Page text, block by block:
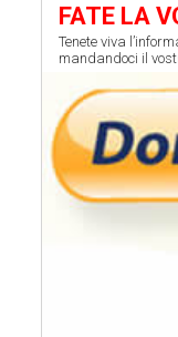
FATE LA
Tenete viva
mandandoci il